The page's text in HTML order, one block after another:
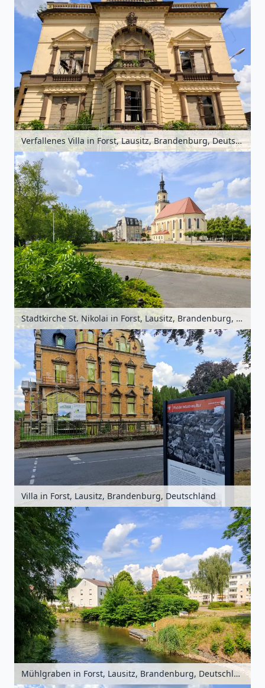
Verfallenes Villa in Forst, Lausitz, Brandenburg, Deutschland
Stadtkirche St. Nikolai in Forst, Lausitz, Brandenburg, Deutschland
Villa in Forst, Lausitz, Brandenburg, Deutschland
Mühlgraben in Forst, Lausitz, Brandenburg, Deutschland